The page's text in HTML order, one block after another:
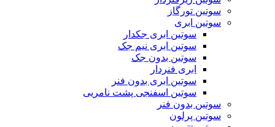
سوتین تورگاز
سوتین ابری
سوتین ابری جکدار
سوتین ابری نیم جک
سوتین بدون جک
ابری فنردار
سوتین ابری بدون فنر
سوتین اسفنجی پشت نامریی
سوتین بدون فنر
سوتین پرلون